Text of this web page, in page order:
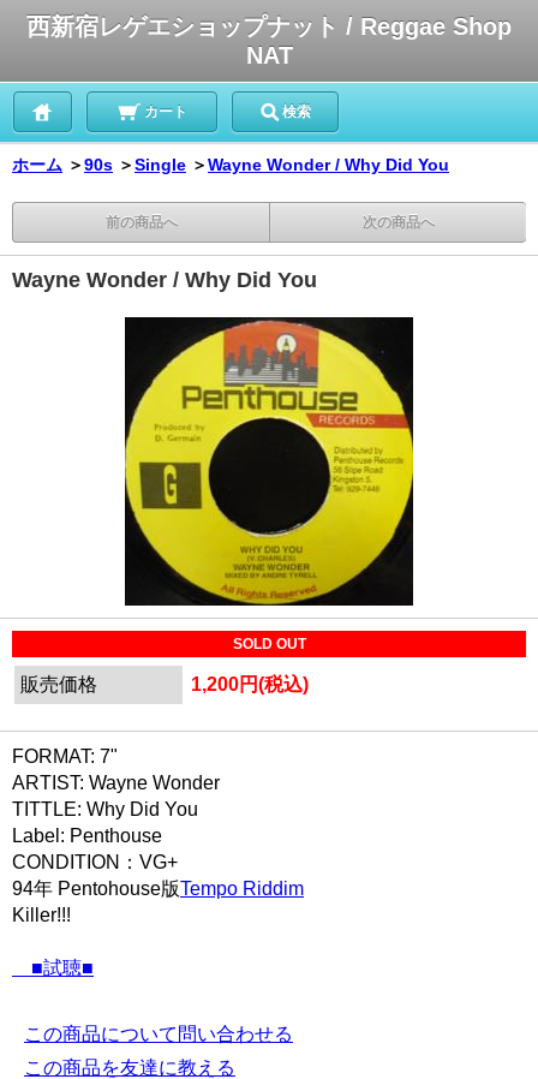
西新宿レゲエショップナット / Reggae Shop
NAT
カート 検索
ホーム ＞90s ＞Single ＞Wayne Wonder / Why Did You
前の商品へ 次の商品へ
Wayne Wonder / Why Did You
SOLD OUT
販売価格 1,200円(税込)
FORMAT: 7"
ARTIST: Wayne Wonder
TITTLE: Why Did You
Label: Penthouse
CONDITION：VG+
94年 Pentohouse版Tempo Riddim
Killer!!!
■試聴■
この商品について問い合わせる
この商品を友達に教える